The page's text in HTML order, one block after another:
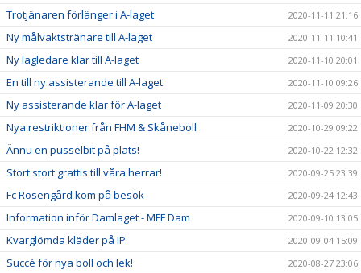
Trotjänaren förlänger i A-laget 2020-11-11 21:16
Ny målvaktstränare till A-laget 2020-11-11 10:41
Ny lagledare klar till A-laget 2020-11-10 20:01
En till ny assisterande till A-laget 2020-11-10 09:26
Ny assisterande klar för A-laget 2020-11-09 20:30
Nya restriktioner från FHM & Skåneboll 2020-10-29 09:22
Ännu en pusselbit på plats! 2020-10-22 12:32
Stort stort grattis till våra herrar! 2020-09-25 23:39
Fc Rosengård kom på besök 2020-09-24 12:43
Information inför Damlaget - MFF Dam 2020-09-10 13:05
Kvarglömda kläder på IP 2020-09-04 15:09
Succé för nya boll och lek! 2020-08-27 23:06